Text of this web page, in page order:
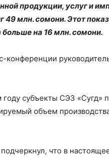
продукции, услуг и
49 млн. сомони. Этот
на 16 млн. сомони.
конференции
субъекты СЭЗ «Сугд»
объем
что в